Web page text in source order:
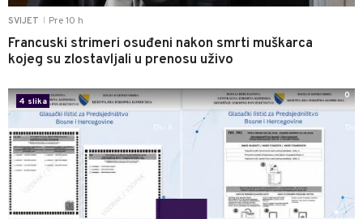
SVIJET Pre 10 h
Francuski strimeri osuđeni nakon smrti muškarca
kojeg su zlostavljali u prenosu uživo
4 slika
0